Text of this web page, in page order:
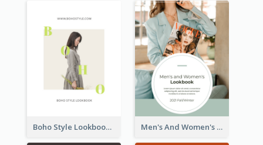
Boho Style Lookbook Men's And Women's Lookbook